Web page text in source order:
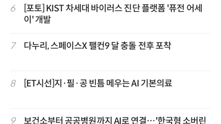
6
[포토] KIST 차세대 바이러스 진단 플랫폼 '퓨전 어세
이' 개발
7 다누리, 스페이스X 팰컨9 달 충돌 전후 포착
8 [ET시선]지·필·공 빈틈 메우는 AI 기본의료
9
보건소부터 공공병원까지 AI로 연결…'한국형 소버린